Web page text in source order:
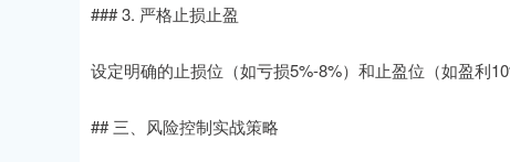
### 3. 严格止损止盈
设定明确的止损位（如亏损5%-8%）和止盈位（如盈利
## 三、风险控制实战策略